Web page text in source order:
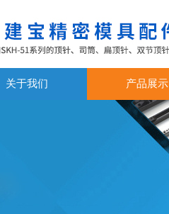
关于我们 产品展示